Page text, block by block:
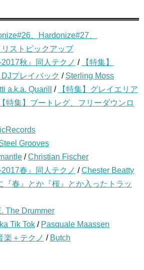
、Hardonize#27、
ストピックアップ
2017秋』同人テクノ /
【特集】
プレイバック / Sterling Moss
a.k.a. Quarill /
【特集】グレイエリア
【特集】ブートレグ、フリーダウンロ
Grooves
/Christian Fischer
2017春』同人テクノ /Chester Beatty
『春』とか『桜』とか入ったトラッ
The Drummer
Tik Tok / Pasquale Maassen
楽＋テクノ / Butch